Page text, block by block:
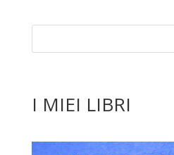
I MIEI LIBRI